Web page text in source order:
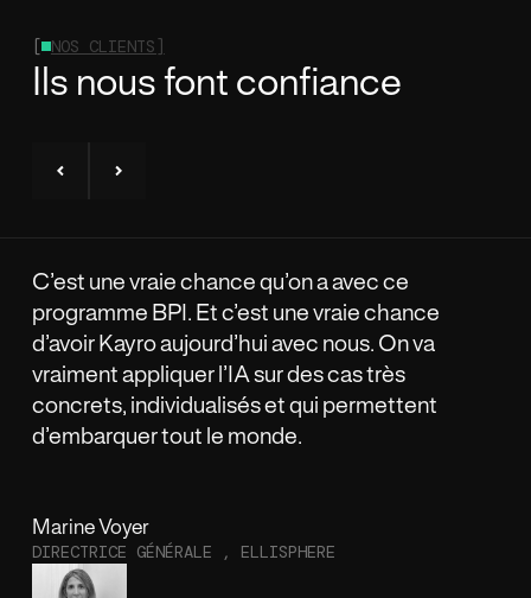
[ NOS CLIENTS]
Ils nous font confiance
C’est une vraie chance qu’on a avec ce
programme BPI. Et c’est une vraie chance
d’avoir Kayro aujourd’hui avec nous. On va
vraiment appliquer l’IA sur des cas très
concrets, individualisés et qui permettent
d’embarquer tout le monde.
Marine Voyer
DIRECTRICE GÉNÉRALE , ELLISPHERE